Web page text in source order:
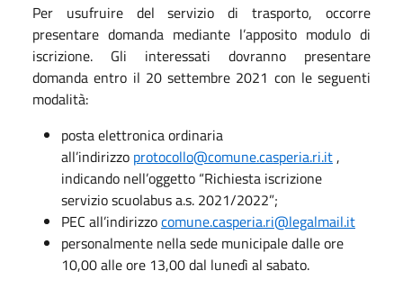
Per usufruire del servizio di trasporto, occorre
presentare domanda mediante l’apposito modulo di
iscrizione. Gli interessati dovranno presentare
domanda entro il 20 settembre 2021 con le seguenti
modalità:
posta elettronica ordinaria
all’indirizzo protocollo@comune.casperia.ri.it ,
indicando nell’oggetto “Richiesta iscrizione
servizio scuolabus a.s. 2021/2022”;
PEC all’indirizzocomune.casperia.ri@legalmail.it
personalmente nella sede municipale dalle ore
10,00 alle ore 13,00 dal lunedì al sabato.